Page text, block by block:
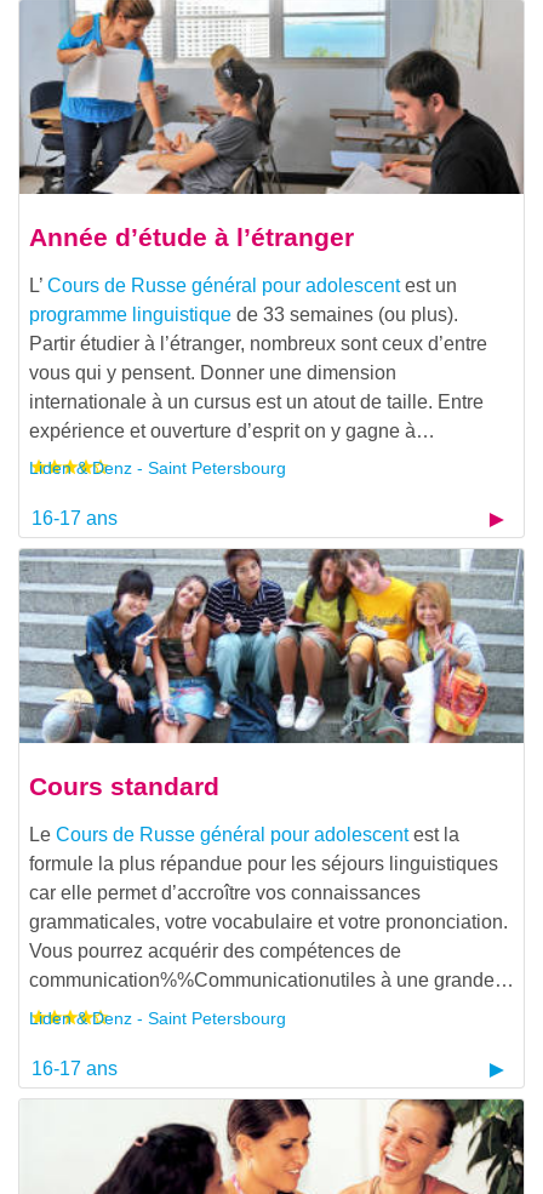
Année d’étude à l’étranger
L’ Cours de Russe général pour adolescentest un
programme linguistique de 33 semaines (ou plus).
Partir étudier à l’étranger, nombreux sont ceux d’entre
vous qui y pensent. Donner une dimension
internationale à un cursus est un atout de taille. Entre
expérience et ouverture d’esprit on y gagne à…
Liden & Denz - Saint Petersbourg
16-17 ans
Cours standard
Le Cours de Russe général pour adolescentest la
formule la plus répandue pour les séjours linguistiques
car elle permet d’accroître vos connaissances
grammaticales, votre vocabulaire et votre prononciation.
Vous pourrez acquérir des compétences de
communication%%Communicationutiles à une grande…
Liden & Denz - Saint Petersbourg
16-17 ans